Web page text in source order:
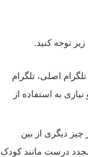
توجه کنید.
اصلی، تلگرام
به استفاده از
دیگری از بین
مجدد درست مانند کودک